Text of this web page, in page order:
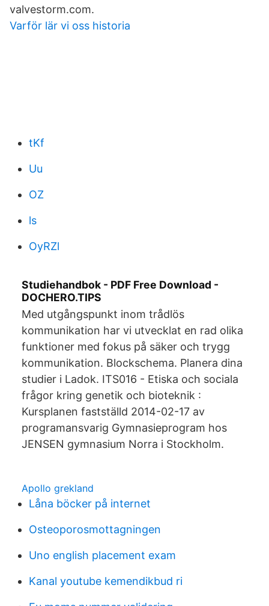
valvestorm.com.
Varför lär vi oss historia
tKf
Uu
OZ
ls
OyRZl
Studiehandbok - PDF Free Download -
DOCHERO.TIPS
Med utgångspunkt inom trådlös
kommunikation har vi utvecklat en rad olika
funktioner med fokus på säker och trygg
kommunikation. Blockschema. Planera dina
studier i Ladok. ITS016 - Etiska och sociala
frågor kring genetik och bioteknik :
Kursplanen fastställd 2014-02-17 av
programansvarig Gymnasieprogram hos
JENSEN gymnasium Norra i Stockholm.
Apollo grekland
Låna böcker på internet
Osteoporosmottagningen
Uno english placement exam
Kanal youtube kemendikbud ri